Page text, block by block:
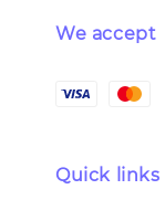
We accept
Quick links